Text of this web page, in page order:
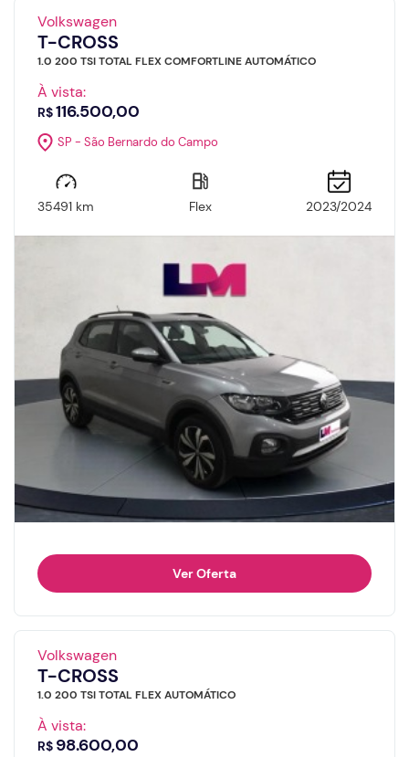
Volkswagen
T-CROSS
1.0 200 TSI TOTAL FLEX COMFORTLINE AUTOMÁTICO
À vista:
R$116.500,00
SP - São Bernardo do Campo
35491 km Flex 2023/2024
Ver Oferta
Volkswagen
T-CROSS
1.0 200 TSI TOTAL FLEX AUTOMÁTICO
À vista:
R$ 98.600,00